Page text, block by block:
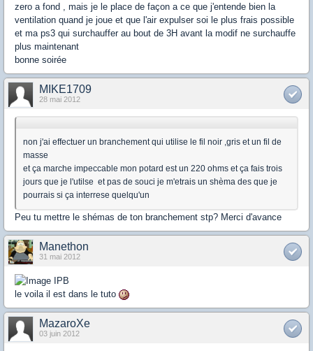
zero a fond , mais je le place de façon a ce que j'entende bien la
ventilation quand je joue et que l'air expulser soi le plus frais possible
et ma ps3 qui surchauffer au bout de 3H avant la modif ne surchauffe
plus maintenant
bonne soirée
MIKE1709
28 mai 2012
non j'ai effectuer un branchement qui utilise le fil noir ,gris et un fil de
masse
et ça marche impeccable mon potard est un 220 ohms et ça fais trois
jours que je l'utilse et pas de souci je m'etrais un shèma des que je
pourrais si ça interrese quelqu'un
Peu tu mettre le shémas de ton branchement stp? Merci d'avance
Manethon
31 mai 2012
le voila il est dans le tuto
MazaroXe
03 juin 2012